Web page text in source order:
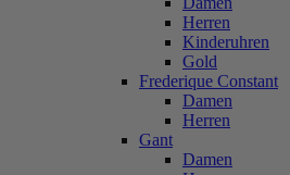
Herren
Kinderuhren
Gold
Frederique Constant
Damen
Herren
Gant
Damen